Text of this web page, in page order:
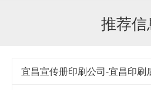
推荐信
宜昌宣传册印刷公司-宜昌印刷